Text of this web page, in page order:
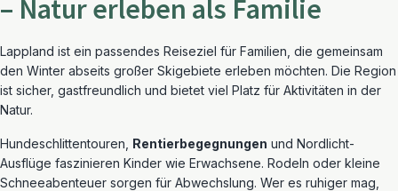
– Natur erleben als Familie
Lappland ist ein passendes Reiseziel für Familien, die gemeinsam
den Winter abseits großer Skigebiete erleben möchten. Die Region
ist sicher, gastfreundlich und bietet viel Platz für Aktivitäten in der
Natur.
Hundeschlittentouren, Rentierbegegnungen und Nordlicht-
Ausflüge faszinieren Kinder wie Erwachsene. Rodeln oder kleine
Schneeabenteuer sorgen für Abwechslung. Wer es ruhiger mag,